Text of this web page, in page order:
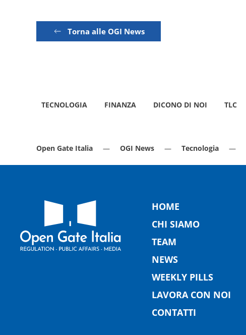
Torna alle OGI News
TECNOLOGIA FINANZA DICONO DI NOI TLC
Open Gate Italia OGI News Tecnologia
HOME
CHI SIAMO
TEAM
NEWS
WEEKLY PILLS
LAVORA CON NOI
CONTATTI